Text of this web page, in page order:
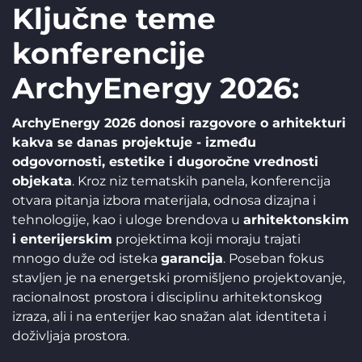
Ključne teme
konferencije
ArchyEnergy 2026:
ArchyEnergy 2026 donosi razgovore o arhitekturi
kakva se danas projektuje - između
odgovornosti, estetike i dugoročne vrednosti
objekata. Kroz niz tematskih panela, konferencija
otvara pitanja izbora materijala, odnosa dizajna i
tehnologije, kao i uloge brendova u arhitektonskim
i enterijerskim projektima koji moraju trajati
mnogo duže od isteka garancija. Poseban fokus
stavljen je na energetski promišljeno projektovanje,
racionalnost prostora i disciplinu arhitektonskog
izraza, ali i na enterijer kao snažan alat identiteta i
doživljaja prostora.